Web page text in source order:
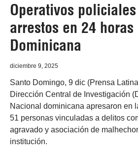
Operativos
arrestos en 24 horas
Dominicana
diciembre 9, 2025
Santo Domingo, 9 dic (Prensa
Dirección Central de Investigación
Nacional dominicana apresaron en
51 personas vinculadas a delitos
agravado y asociación de
institución.